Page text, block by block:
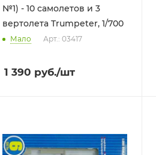
№1) - 10 самолетов и 3
вертолета Trumpeter, 1/700
Мало Арт.: 03417
1 390 руб./шт